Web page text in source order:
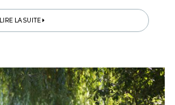
LIRE LA SUITE